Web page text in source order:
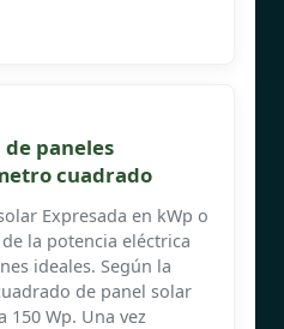
paneles
cuadrado
Expresada en kWp o
la potencia eléctrica
ideales. Según la
de panel solar
150 Wp. Una vez